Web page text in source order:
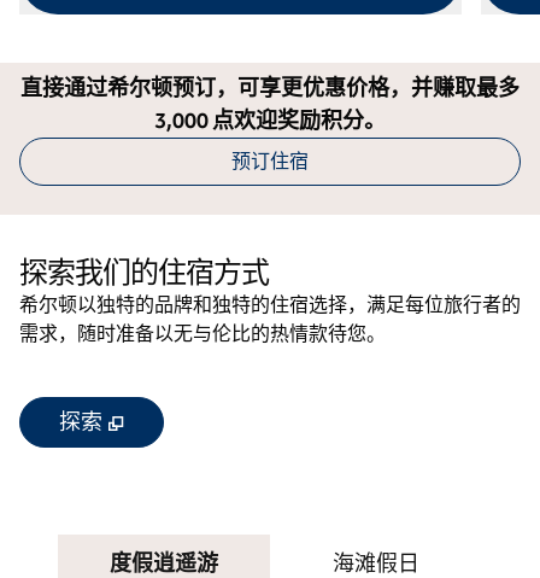
直接通过希尔顿预订，可享更优惠价格，并赚取最多
3,000 点欢迎奖励积分。
预订住宿
探索我们的住宿方式
希尔顿以独特的品牌和独特的住宿选择，满足每位旅行者的
需求，随时准备以无与伦比的热情款待您。
探索 , 打开新选项卡
度假逍遥游 海滩假日